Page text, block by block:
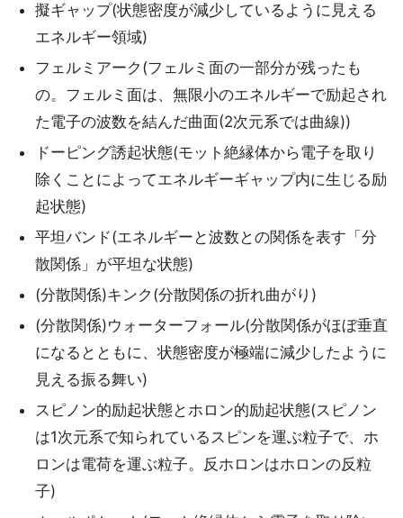
擬ギャップ(状態密度が減少しているように見える
エネルギー領域)
フェルミアーク(フェルミ面の一部分が残ったも
の。フェルミ面は、無限小のエネルギーで励起され
た電子の波数を結んだ曲面(2次元系では曲線))
ドーピング誘起状態(モット絶縁体から電子を取り
除くことによってエネルギーギャップ内に生じる励
起状態)
平坦バンド(エネルギーと波数との関係を表す「分
散関係」が平坦な状態)
(分散関係)キンク(分散関係の折れ曲がり)
(分散関係)ウォーターフォール(分散関係がほぼ垂直
になるとともに、状態密度が極端に減少したように
見える振る舞い)
スピノン的励起状態とホロン的励起状態(スピノン
は1次元系で知られているスピンを運ぶ粒子で、ホ
ロンは電荷を運ぶ粒子。反ホロンはホロンの反粒
子)